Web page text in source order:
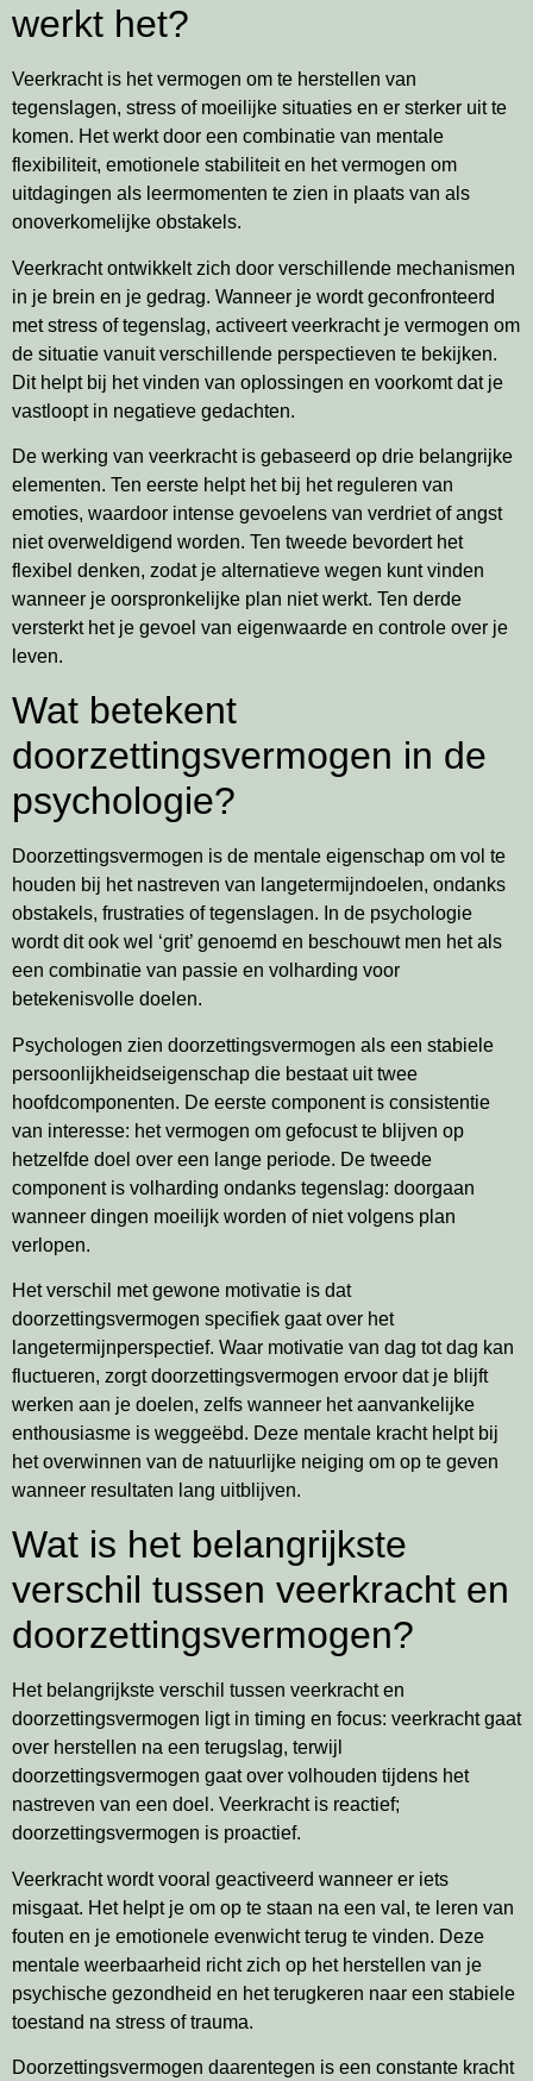
werkt het?
Veerkracht is het vermogen om te herstellen van
tegenslagen, stress of moeilijke situaties en er sterker uit te
komen. Het werkt door een combinatie van mentale
flexibiliteit, emotionele stabiliteit en het vermogen om
uitdagingen als leermomenten te zien in plaats van als
onoverkomelijke obstakels.
Veerkracht ontwikkelt zich door verschillende mechanismen
in je brein en je gedrag. Wanneer je wordt geconfronteerd
met stress of tegenslag, activeert veerkracht je vermogen om
de situatie vanuit verschillende perspectieven te bekijken.
Dit helpt bij het vinden van oplossingen en voorkomt dat je
vastloopt in negatieve gedachten.
De werking van veerkracht is gebaseerd op drie belangrijke
elementen. Ten eerste helpt het bij het reguleren van
emoties, waardoor intense gevoelens van verdriet of angst
niet overweldigend worden. Ten tweede bevordert het
flexibel denken, zodat je alternatieve wegen kunt vinden
wanneer je oorspronkelijke plan niet werkt. Ten derde
versterkt het je gevoel van eigenwaarde en controle over je
leven.
Wat betekent
doorzettingsvermogen in de
psychologie?
Doorzettingsvermogen is de mentale eigenschap om vol te
houden bij het nastreven van langetermijndoelen, ondanks
obstakels, frustraties of tegenslagen. In de psychologie
wordt dit ook wel ‘grit’ genoemd en beschouwt men het als
een combinatie van passie en volharding voor
betekenisvolle doelen.
Psychologen zien doorzettingsvermogen als een stabiele
persoonlijkheidseigenschap die bestaat uit twee
hoofdcomponenten. De eerste component is consistentie
van interesse: het vermogen om gefocust te blijven op
hetzelfde doel over een lange periode. De tweede
component is volharding ondanks tegenslag: doorgaan
wanneer dingen moeilijk worden of niet volgens plan
verlopen.
Het verschil met gewone motivatie is dat
doorzettingsvermogen specifiek gaat over het
langetermijnperspectief. Waar motivatie van dag tot dag kan
fluctueren, zorgt doorzettingsvermogen ervoor dat je blijft
werken aan je doelen, zelfs wanneer het aanvankelijke
enthousiasme is weggeëbd. Deze mentale kracht helpt bij
het overwinnen van de natuurlijke neiging om op te geven
wanneer resultaten lang uitblijven.
Wat is het belangrijkste
verschil tussen veerkracht en
doorzettingsvermogen?
Het belangrijkste verschil tussen veerkracht en
doorzettingsvermogen ligt in timing en focus: veerkracht gaat
over herstellen na een terugslag, terwijl
doorzettingsvermogen gaat over volhouden tijdens het
nastreven van een doel. Veerkracht is reactief;
doorzettingsvermogen is proactief.
Veerkracht wordt vooral geactiveerd wanneer er iets
misgaat. Het helpt je om op te staan na een val, te leren van
fouten en je emotionele evenwicht terug te vinden. Deze
mentale weerbaarheid richt zich op het herstellen van je
psychische gezondheid en het terugkeren naar een stabiele
toestand na stress of trauma.
Doorzettingsvermogen daarentegen is een constante kracht